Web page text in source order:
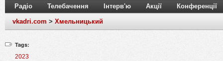
Радіо Телебачення Інтерв'ю Акції Конференції
vkadri.com > Хмельницький
Tags:
2023